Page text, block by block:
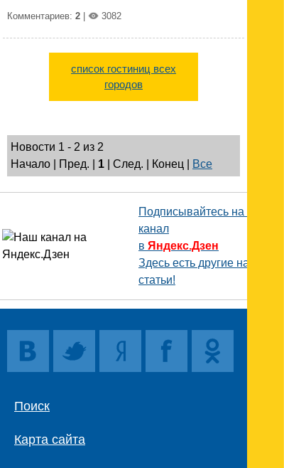
Комментариев: 2 | 3082
список гостиниц всех
городов
Новости 1 - 2 из 2
Начало | Пред. | 1 | След. | Конец Все
Подписывайтесь на наш
канал
в Яндекс.Дзен
Здесь есть другие наши
статьи!
Поиск
Карта сайта